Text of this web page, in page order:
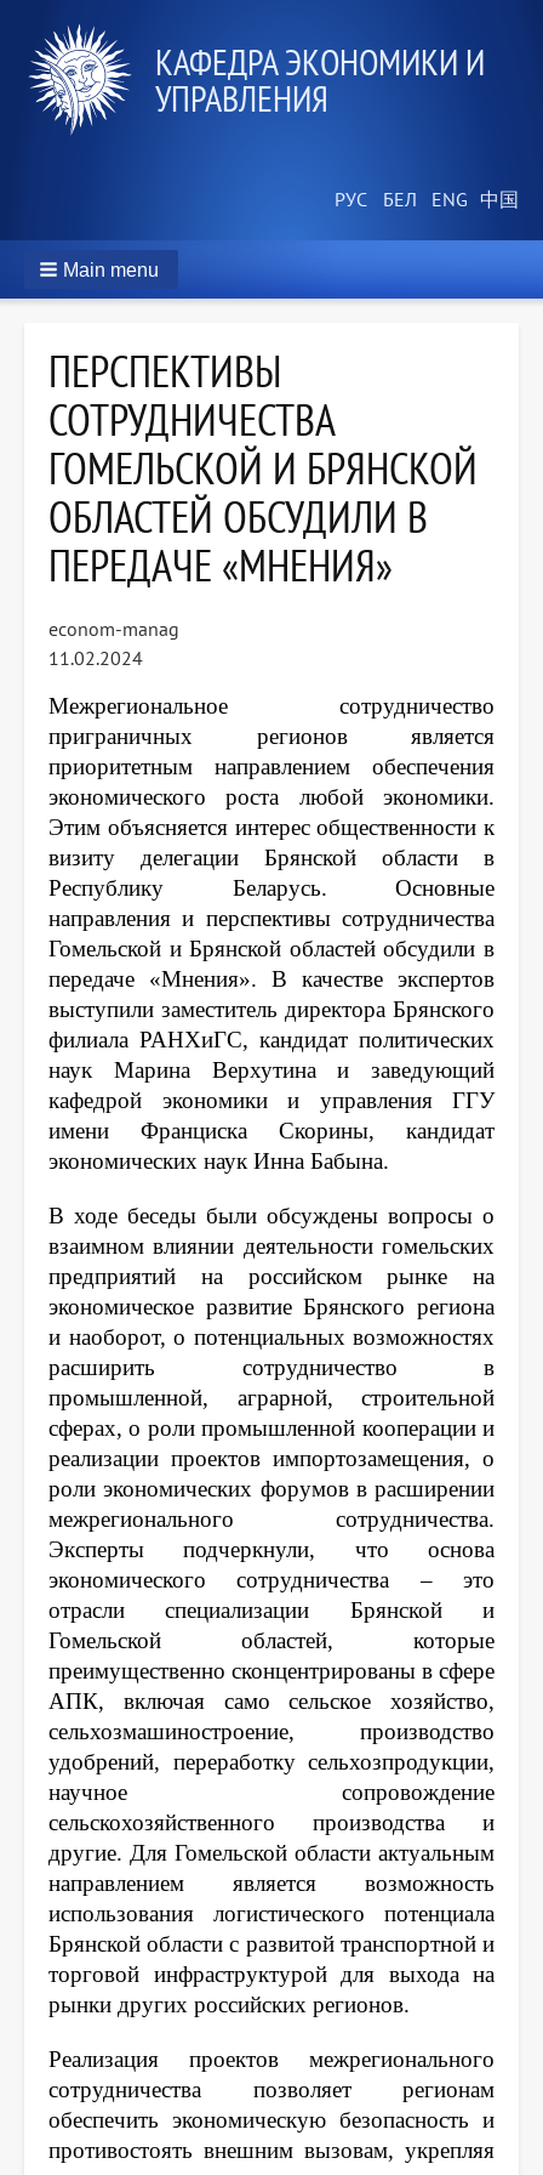
КАФЕДРА ЭКОНОМИКИ И
УПРАВЛЕНИЯ
Main menu
ПЕРСПЕКТИВЫ
СОТРУДНИЧЕСТВА
ГОМЕЛЬСКОЙ И БРЯНСКОЙ
ОБЛАСТЕЙ ОБСУДИЛИ В
ПЕРЕДАЧЕ «МНЕНИЯ»
econom-manag
11.02.2024
Межрегиональное сотрудничество
приграничных регионов является
приоритетным направлением обеспечения
экономического роста любой экономики.
Этим объясняется интерес общественности к
визиту делегации Брянской области в
Республику Беларусь. Основные
направления и перспективы сотрудничества
Гомельской и Брянской областей обсудили в
передаче «Мнения». В качестве экспертов
выступили заместитель директора Брянского
филиала РАНХиГС, кандидат политических
наук Марина Верхутина и заведующий
кафедрой экономики и управления ГГУ
имени Франциска Скорины, кандидат
экономических наук Инна Бабына.
В ходе беседы были обсуждены вопросы о
взаимном влиянии деятельности гомельских
предприятий на российском рынке на
экономическое развитие Брянского региона
и наоборот, о потенциальных возможностях
расширить сотрудничество в
промышленной, аграрной, строительной
сферах, о роли промышленной кооперации и
реализации проектов импортозамещения, о
роли экономических форумов в расширении
межрегионального сотрудничества.
Эксперты подчеркнули, что основа
экономического сотрудничества – это
отрасли специализации Брянской и
Гомельской областей, которые
преимущественно сконцентрированы в сфере
АПК, включая само сельское хозяйство,
сельхозмашиностроение, производство
удобрений, переработку сельхозпродукции,
научное сопровождение
сельскохозяйственного производства и
другие. Для Гомельской области актуальным
направлением является возможность
использования логистического потенциала
Брянской области с развитой транспортной и
торговой инфраструктурой для выхода на
рынки других российских регионов.
Реализация проектов межрегионального
сотрудничества позволяет регионам
обеспечить экономическую безопасность и
противостоять внешним вызовам, укрепляя